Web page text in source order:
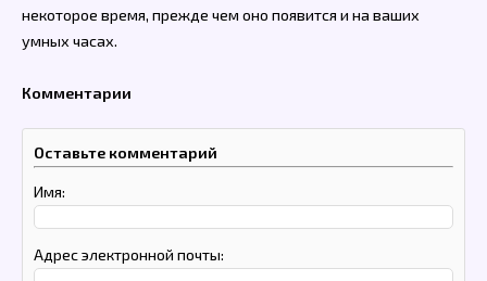
некоторое время, прежде чем оно появится и на ваших
умных часах.
Комментарии
Оставьте комментарий
Имя:
Адрес электронной почты: